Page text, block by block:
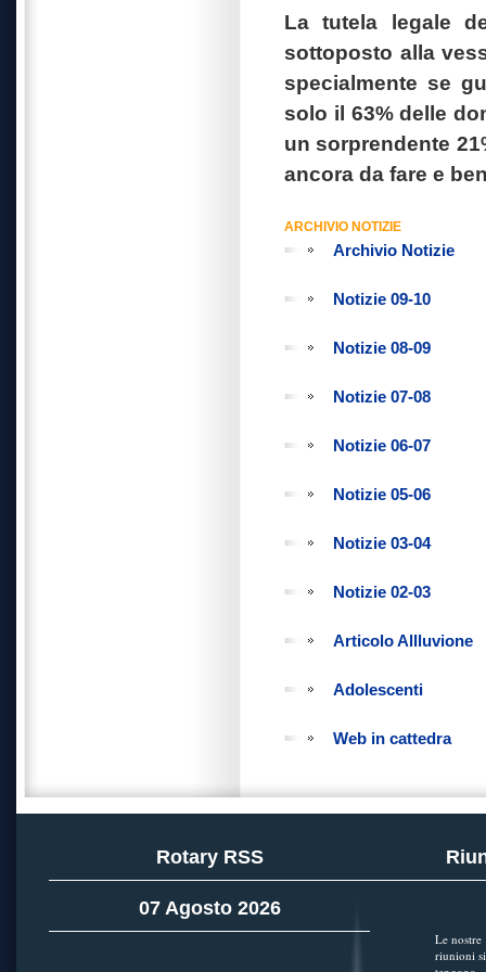
La tutela legale
sottoposto alla
specialmente se
solo il 63% delle
un sorprendente
ancora da fare e
ARCHIVIO NOTIZIE
Archivio Notizie
Notizie 09-10
Notizie 08-09
Notizie 07-08
Notizie 06-07
Notizie 05-06
Notizie 03-04
Notizie 02-03
Articolo Allluvione
Adolescenti
Web in cattedra
Rotary RSS
07 Agosto 2026
Le nostre
riunioni si